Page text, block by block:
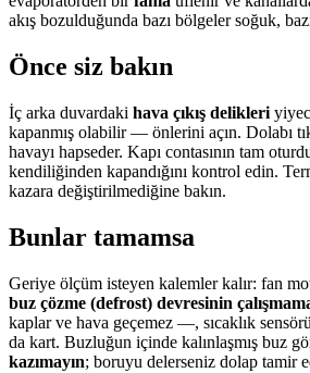
akış bozulduğunda bazı bölgeler soğuk,
Önce siz bakın
İç arka duvardaki hava çıkış delikleri
kapanmış olabilir — önlerini açın. Dolabı
havayı hapseder. Kapı contasının tam
kendiliğinden kapandığını kontrol edin.
kazara değiştirilmediğine bakın.
Bunlar tamamsa
Geriye ölçüm isteyen kalemler kalır: fan
buz çözme (defrost) devresinin
kaplar ve hava geçemez —, sıcaklık
da kart. Buzluğun içinde kalınlaşmış buz
kazımayın; boruyu delerseniz dolap tamir